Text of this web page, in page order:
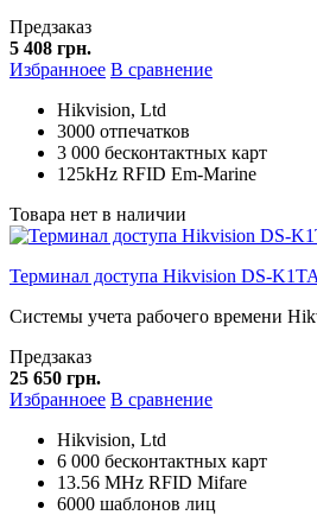
Предзаказ
5 408 грн.
Избранноее В сравнение
Hikvision, Ltd
3000 отпечатков
3 000 бесконтактных карт
125kHz RFID Em-Marine
Товара нет в наличии
Терминал доступа Hikvision DS-
Системы учета рабочего времени
Предзаказ
25 650 грн.
Избранноее В сравнение
Hikvision, Ltd
6 000 бесконтактных карт
13.56 MHz RFID Mifare
6000 шаблонов лиц